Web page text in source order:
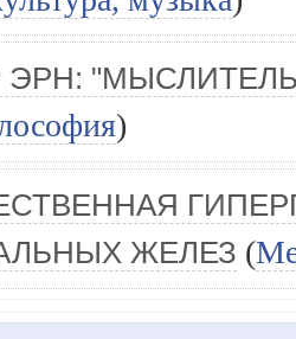
)
ЖЕЛЕЗ (